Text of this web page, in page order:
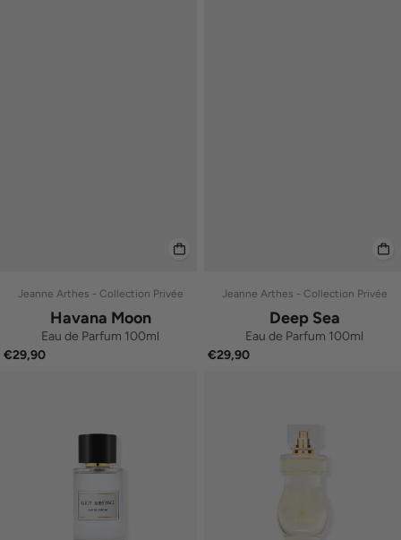
Jeanne Arthes - Collection Privée
Havana Moon
Eau de Parfum 100ml
€29,90
Jeanne Arthes - Collection Privée
Deep Sea
Eau de Parfum 100ml
€29,90